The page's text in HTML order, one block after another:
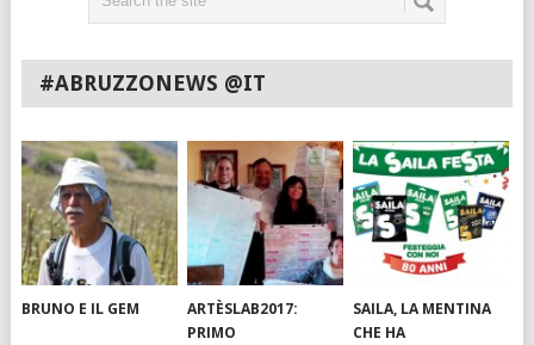
#ABRUZZONEWS @IT
BRUNO E IL GEM
ARTÈSLAB2017:
PRIMO
SAILA, LA MENTINA
CHE HA